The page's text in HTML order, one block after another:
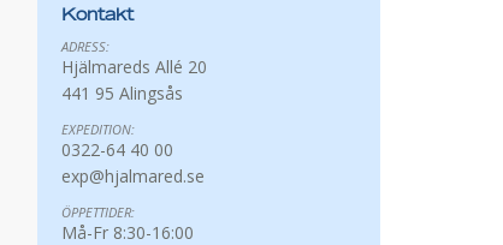
Kontakt
ADRESS:
Hjälmareds Allé 20
441 95 Alingsås
EXPEDITION:
0322-64 40 00
exp@hjalmared.se
ÖPPETTIDER:
Må-Fr 8:30-16:00